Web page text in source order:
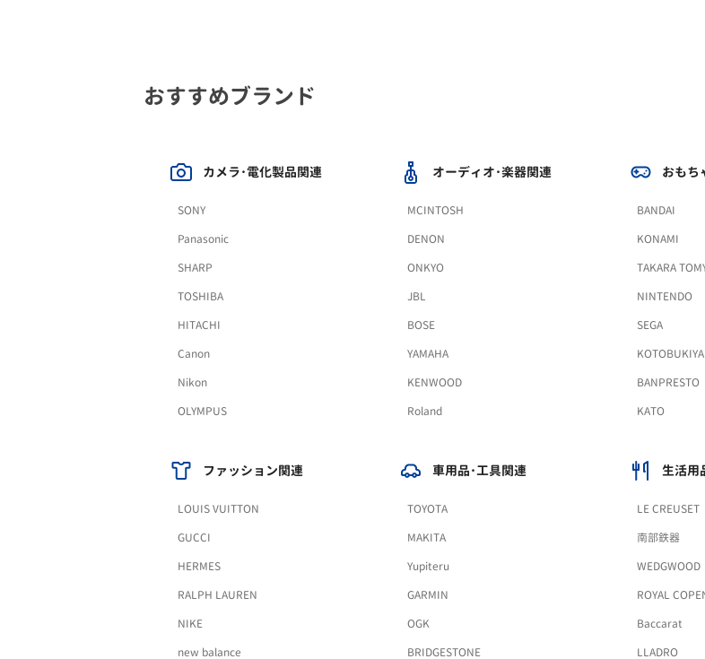
おすすめブランド
カメラ･電化製品関連
SONY
Panasonic
SHARP
TOSHIBA
HITACHI
Canon
Nikon
OLYMPUS
オーディオ･楽器関連
MCINTOSH
DENON
ONKYO
JBL
BOSE
YAMAHA
KENWOOD
Roland
おもち
BANDAI
KONAMI
TAKARA
NINTENDO
SEGA
KOTOBUKIYA
BANPRESTO
KATO
ファッション関連
LOUIS VUITTON
GUCCI
HERMES
RALPH LAUREN
NIKE
new balance
車用品･工具関連
TOYOTA
MAKITA
Yupiteru
GARMIN
OGK
BRIDGESTONE
生活用
LE CREUSET
南部鉄器
WEDGWOOD
ROYAL
Baccarat
LLADRO